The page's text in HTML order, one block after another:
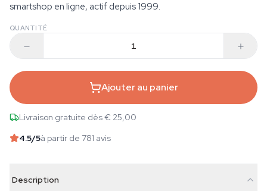
smartshop en ligne, actif depuis 1999.
QUANTITÉ
Ajouter au panier
Livraison gratuite dès € 25,00
4.5/5à partir de 781 avis
Description